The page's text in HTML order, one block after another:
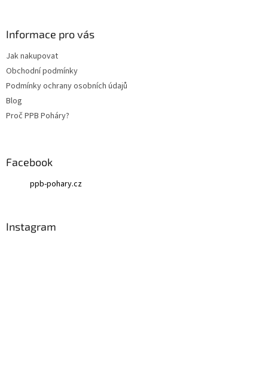
Informace pro vás
Jak nakupovat
Obchodní podmínky
Podmínky ochrany osobních údajů
Blog
Proč PPB Poháry?
Facebook
ppb-pohary.cz
Instagram